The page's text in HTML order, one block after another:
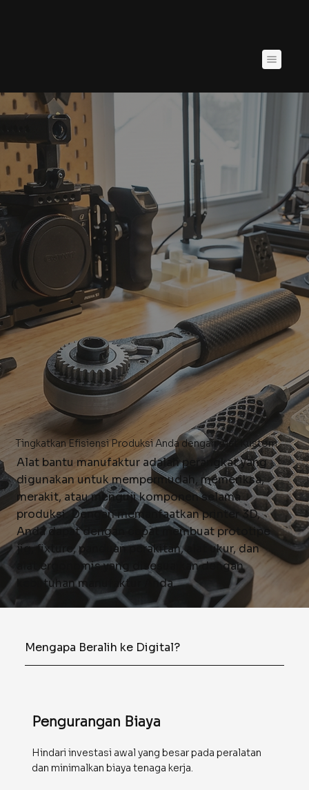
Tingkatkan Efisiensi Produksi Anda dengan Alat Kustom
Alat bantu manufaktur adalah perangkat yang
digunakan untuk mempermudah, memeriksa,
merakit, atau menguji komponen selama
produksi. Dengan memanfaatkan printer 3D,
Anda dapat dengan cepat membuat prototipe
jig, fixture, panduan perakitan, alat ukur, dan
alat ergonomis yang disesuaikan dengan
kebutuhan manufaktur Anda.
Mengapa Beralih ke Digital?
Pengurangan Biaya
Hindari investasi awal yang besar pada peralatan
dan minimalkan biaya tenaga kerja.